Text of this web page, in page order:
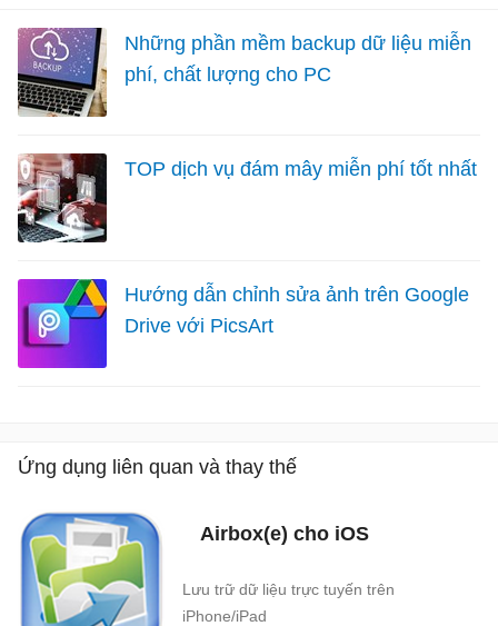
Những phần mềm backup dữ liệu miễn
phí, chất lượng cho PC
TOP dịch vụ đám mây miễn phí tốt nhất
Hướng dẫn chỉnh sửa ảnh trên Google
Drive với PicsArt
Ứng dụng liên quan và thay thế
Airbox(e) cho iOS
Lưu trữ dữ liệu trực tuyến trên
iPhone/iPad